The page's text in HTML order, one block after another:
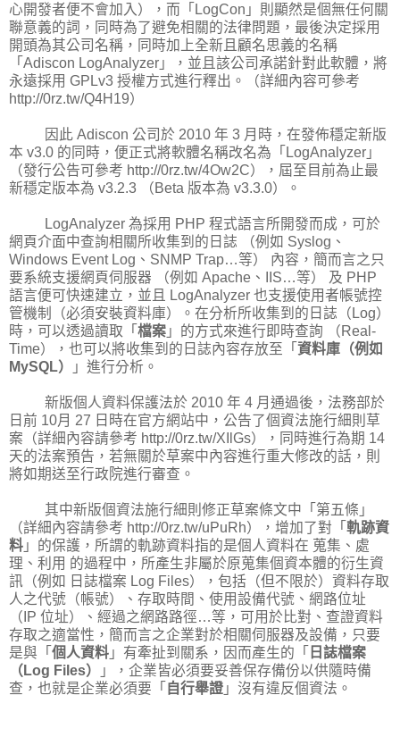
心開發者便不會加入），而「LogCon」則顯然是個無任何關
聯意義的詞，同時為了避免相關的法律問題，最後決定採用
開頭為其公司名稱，同時加上全新且顧名思義的名稱
「Adiscon LogAnalyzer」，並且該公司承諾針對此軟體，將
永遠採用 GPLv3 授權方式進行釋出。（詳細內容可參考
http://0rz.tw/Q4H19）
因此 Adiscon 公司於 2010 年 3 月時，在發佈穩定新版
本 v3.0 的同時，便正式將軟體名稱改名為「LogAnalyzer」
（發行公告可參考 http://0rz.tw/4Ow2C），屆至目前為止最
新穩定版本為 v3.2.3 （Beta 版本為 v3.3.0）。
LogAnalyzer 為採用 PHP 程式語言所開發而成，可於
網頁介面中查詢相關所收集到的日誌 （例如 Syslog、
Windows Event Log、SNMP Trap…等） 內容，簡而言之只
要系統支援網頁伺服器 （例如 Apache、IIS…等） 及 PHP
語言便可快速建立，並且 LogAnalyzer 也支援使用者帳號控
管機制（必須安裝資料庫）。在分析所收集到的日誌（Log）
時，可以透過讀取「 檔案 」的方式來進行即時查詢 （Real-
Time），也可以將收集到的日誌內容存放至「 資料庫（例如
MySQL）
」進行分析。
新版個人資料保護法於 2010 年 4 月通過後，法務部於
日前 10月 27 日時在官方網站中，公告了個資法施行細則草
案（詳細內容請參考 http://0rz.tw/XIlGs），同時進行為期 14
天的法案預告，若無關於草案中內容進行重大修改的話，則
將如期送至行政院進行審查。
其中新版個資法施行細則修正草案條文中「第五條」
（詳細內容請參考 http://0rz.tw/uPuRh），增加了對「 軌跡資
料 」的保護，所謂的軌跡資料指的是個人資料在 蒐集、處
理、利用 的過程中，所產生非屬於原蒐集個資本體的衍生資
訊（例如 日誌檔案 Log Files），包括（但不限於）資料存取
人之代號（帳號）、存取時間、使用設備代號、網路位址
（IP 位址）、經過之網路路徑…等，可用於比對、查證資料
存取之適當性，簡而言之企業對於相關伺服器及設備，只要
是與「 個人資料 」有牽扯到關系，因而產生的「 日誌檔案
（Log Files）
」，企業皆必須要妥善保存備份以供隨時備
查，也就是企業必須要「 自行舉證 」沒有違反個資法。